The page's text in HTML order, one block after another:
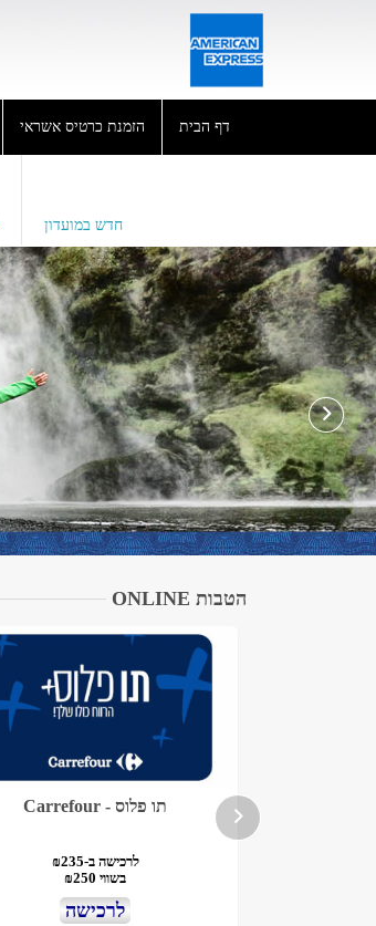
דף הבית הזמנת כרטיס אשראי
חדש במועדון
הטבות ONLINE
תו פלוס - Carrefour
לרכישה ב-₪235
בשווי ₪250
לרכישה